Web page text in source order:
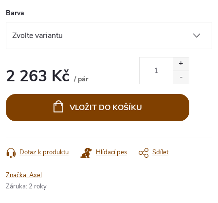
Barva
2 263 Kč / pár
cena:
VLOŽIT DO KOŠÍKU
Dotaz k produktu Hlídací pes Sdílet
Značka:Axel
Záruka: 2 roky